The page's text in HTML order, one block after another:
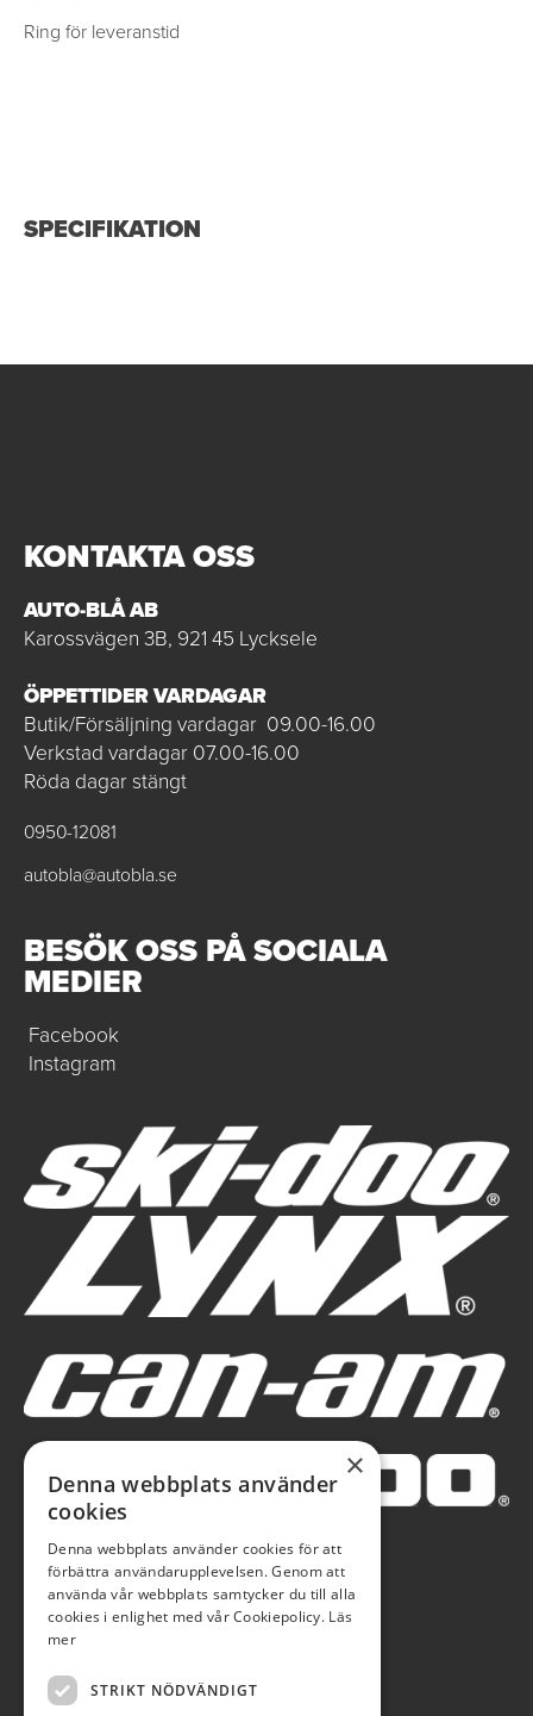
Ring för leveranstid
SPECIFIKATION
KONTAKTA OSS
AUTO-BLÅ AB
Karossvägen 3B, 921 45 Lycksele
ÖPPETTIDER VARDAGAR
Butik/Försäljning vardagar 09.00-16.00
Verkstad vardagar 07.00-16.00
Röda dagar stängt
0950-12081
autobla@autobla.se
BESÖK OSS PÅ SOCIALA
MEDIER
Facebook
Instagram
×
Denna webbplats använder
cookies
Denna webbplats använder cookies för att
förbättra användarupplevelsen. Genom att
använda vår webbplats samtycker du till alla
cookies i enlighet med vår Cookiepolicy. Läs
mer
STRIKT NÖDVÄNDIGT